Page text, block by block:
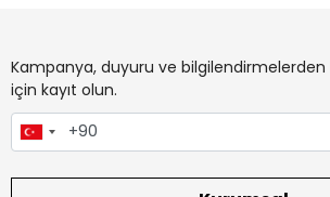
Kampanya, duyuru ve
için kayıt olun.